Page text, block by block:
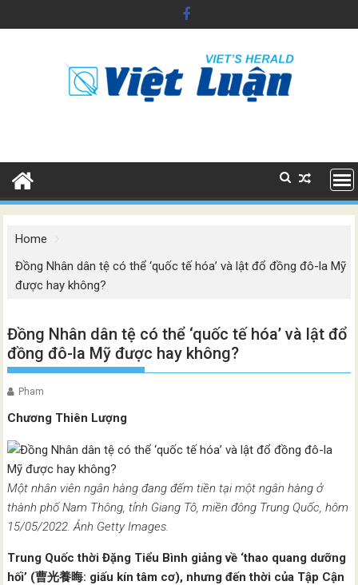
to
Home
Đồng Nhân dân tệ có thể ‘quốc tế hóa’ và lật đổ đồng đô-la Mỹ
được hay không?
Đồng Nhân dân tệ có thể ‘quốc tế hóa’ và lật đổ
đồng đô-la Mỹ được hay không?
Pham
Chương Thiên Lượng
Một nhân viên ngân hàng đang đếm tiền tại một ngân hàng ở
thành phố Nam Thông, tỉnh Giang Tô, miền đông Trung Quốc, hôm
15/05/2022. Ảnh Getty Images.
Trung Quốc thời Đặng Tiểu Bình giảng về ‘thao quang dưỡng
hối’ (曹光養晦: giấu kín tâm cơ), nhưng đến thời của Tập Cận